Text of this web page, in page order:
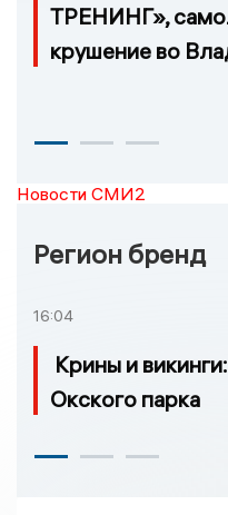
ТРЕНИНГ»,
крушение во
Новости СМИ2
Регион бренд
16:04
Крины и
Окского парка